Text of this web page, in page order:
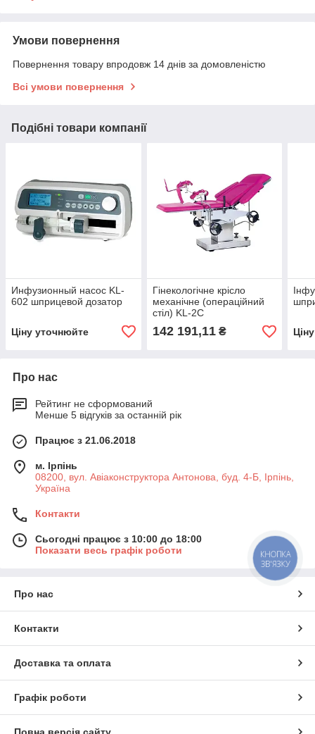
Умови повернення
Повернення товару впродовж 14 днів за домовленістю
Всі умови повернення
Подібні товари компанії
Инфузионный насос KL-
602 шприцевой дозатор
Ціну уточнюйте
Гінекологічне крісло
механічне (операційний
стіл) KL-2C
142 191,11₴
Про нас
Рейтинг не сформований
Менше 5 відгуків за останній рік
Працює з 21.06.2018
м. Ірпінь
08200, вул. Авіаконструктора Антонова, буд. 4-Б, Ірпінь,
Україна
Контакти
Сьогодні працює з 10:00 до 18:00
Показати весь графік роботи
Про нас
Контакти
Доставка та оплата
Графік роботи
КНОПКА
ЗВ'ЯЗКУ